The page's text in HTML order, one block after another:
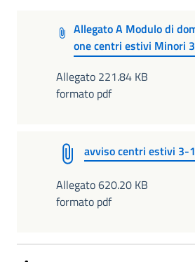
Allegato A Modulo di
one centri estivi Minori
Allegato 221.84 KB
formato pdf
avviso centri estivi 3-
Allegato 620.20 KB
formato pdf